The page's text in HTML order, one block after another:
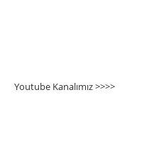
Youtube Kanalımız >>>>